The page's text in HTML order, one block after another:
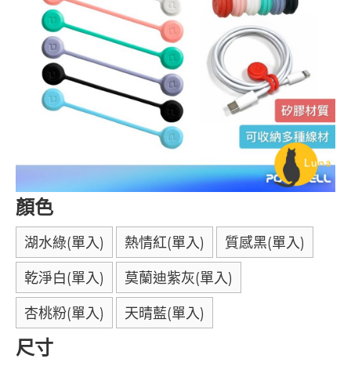
顏色
湖水綠(單入) 熱情紅(單入) 質感黑(單入)
乾淨白(單入) 莫蘭迪紫灰(單入)
杏桃粉(單入) 天晴藍(單入)
尺寸